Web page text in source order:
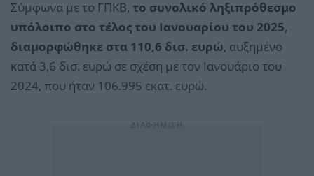
Σύμφωνα με το ΓΠΚΒ, το συνολικό ληξιπρόθεσμο
υπόλοιπο στο τέλος του Ιανουαρίου του 2025,
διαμορφώθηκε στα 110,6 δισ. ευρώ, αυξημένο
κατά 3,6 δισ. ευρώ σε σχέση με τον Ιανουάριο του
2024, που ήταν 106.995 εκατ. ευρώ.